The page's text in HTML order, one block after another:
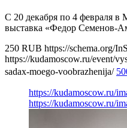
С 20 декабря по 4 февраля в
выставка «Федор Семенов-
250 RUB https://schema.org/
https://kudamoscow.ru/event/
sadax-moego-voobrazhenija/
https://kudamoscow.ru/
https://kudamoscow.ru/